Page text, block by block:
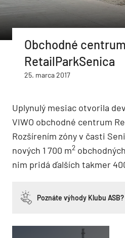
Obchodné centrum
RetailParkSenica
25. marca 2017
Uplynulý mesiac otvorila
VIWO obchodné centrum
Rozšírením zóny v časti
nových 1 700 m2
nim pridá ďalších takmer
Poznáte výhody Klubu ASB?